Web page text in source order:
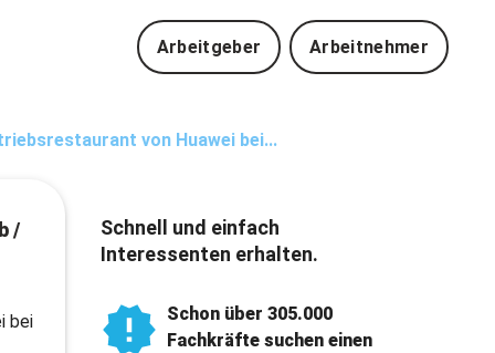
Arbeitgeber Arbeitnehmer
von Huawei bei...
/
bei
Schnell und einfach
Interessenten erhalten.
Schon über 305.000
Fachkräfte suchen einen